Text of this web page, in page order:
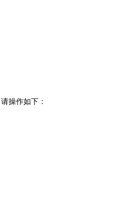
操作如下：